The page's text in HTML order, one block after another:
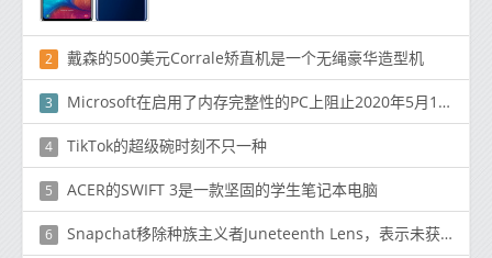
2 戴森的500美元Corrale矫直机是一个无绳豪华造型机
3 Microsoft在启用了内存完整性的PC上阻止2020年5月10日Windows Update
4 TikTok的超级碗时刻不只一种
5 ACER的SWIFT 3是一款坚固的学生笔记本电脑
6 Snapchat移除种族主义者Juneteenth Lens，表示未获批准